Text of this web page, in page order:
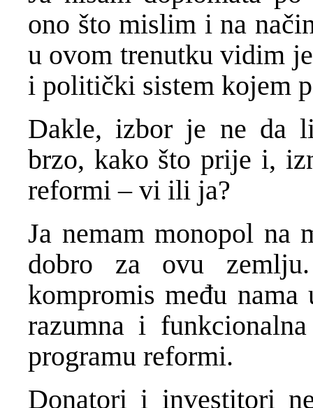
ono što mislim i na
u ovom trenutku vidim
i politički sistem kojem
Dakle, izbor je ne da
brzo, kako što prije i,
reformi – vi ili ja?
Ja nemam monopol na
dobro za ovu
kompromis među
razumna i
programu reformi.
Donatori i investitori